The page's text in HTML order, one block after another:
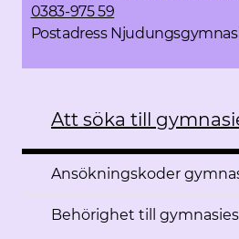
0383-975 59
Postadress
Att söka till
Ansökningskoder
Behörighet till